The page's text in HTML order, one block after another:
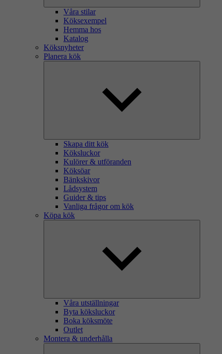
Våra stilar
Köksexempel
Hemma hos
Katalog
Köksnyheter
Planera kök
Skapa ditt kök
Köksluckor
Kulörer & utföranden
Köksöar
Bänkskivor
Lådsystem
Guider & tips
Vanliga frågor om kök
Köpa kök
Våra utställningar
Byta köksluckor
Boka köksmöte
Outlet
Montera & underhålla